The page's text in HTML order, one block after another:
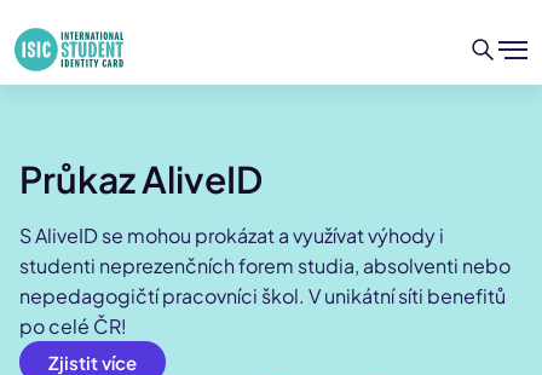
Průkaz AliveID
S AliveID se mohou prokázat a využívat výhody i
studenti neprezenčních forem studia, absolventi nebo
nepedagogičtí pracovníci škol. V unikátní síti benefitů
po celé ČR!
Zjistit více